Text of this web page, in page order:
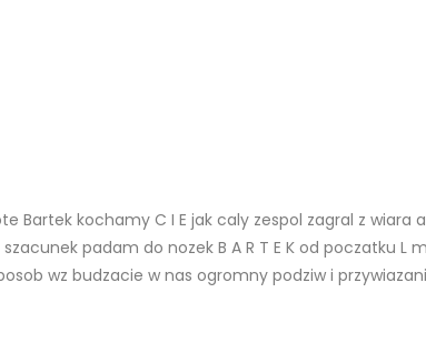
Bartek kochamy C I E jak caly zespol zagral z
padam do nozek B A R T E K od poczatku L
wz budzacie w nas ogromny podziw i przywiazanie